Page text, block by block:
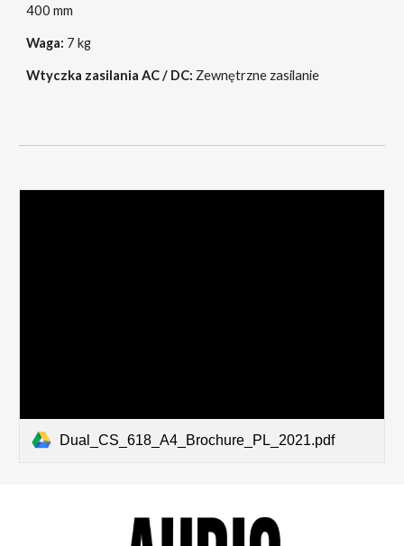
400 mm
Waga: 7 kg
Wtyczka zasilania AC / DC: Zewnętrzne zasilanie
Dual_CS_618_A4_Brochure_PL_2021.pdf